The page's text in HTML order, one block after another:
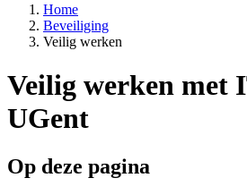
Home
Beveiliging
Veilig werken
Veilig werken met
UGent
Op deze pagina